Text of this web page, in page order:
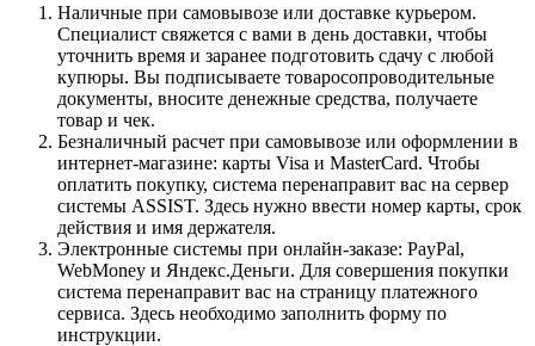
Наличные при самовывозе или доставке курьером.
Специалист свяжется с вами в день доставки, чтобы
уточнить время и заранее подготовить сдачу с любой
купюры. Вы подписываете товаросопроводительные
документы, вносите денежные средства, получаете
товар и чек.
Безналичный расчет при самовывозе или оформлении в
интернет-магазине: карты Visa и MasterCard. Чтобы
оплатить покупку, система перенаправит вас на сервер
системы ASSIST. Здесь нужно ввести номер карты, срок
действия и имя держателя.
Электронные системы при онлайн-заказе: PayPal,
WebMoney и Яндекс.Деньги. Для совершения покупки
система перенаправит вас на страницу платежного
сервиса. Здесь необходимо заполнить форму по
инструкции.